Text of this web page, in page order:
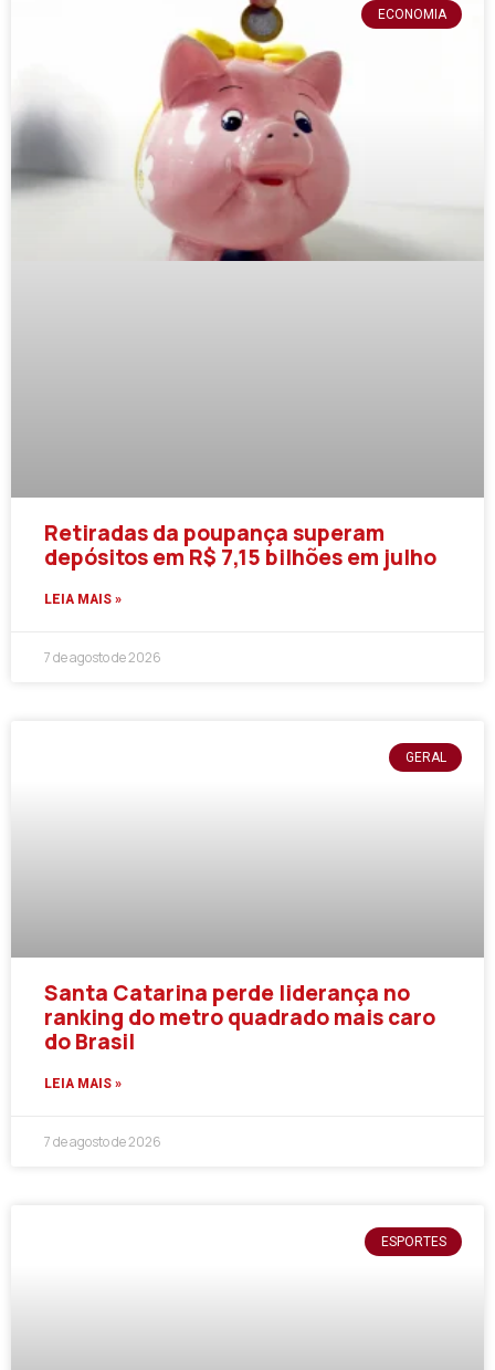
ECONOMIA
Retiradas da poupança superam
depósitos em R$ 7,15 bilhões em julho
LEIA MAIS »
7 de agosto de 2026
GERAL
Santa Catarina perde liderança no
ranking do metro quadrado mais caro
do Brasil
LEIA MAIS »
7 de agosto de 2026
ESPORTES